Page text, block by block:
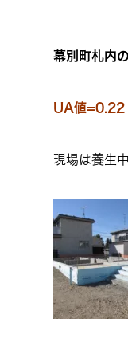
幕別町札内
UA値=0.22
現場は養生中